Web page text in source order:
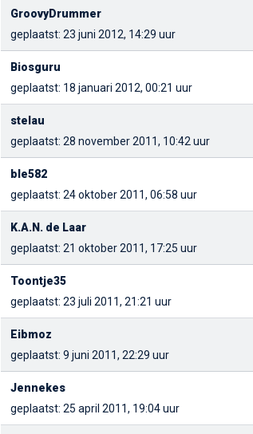
GroovyDrummer
geplaatst: 23 juni 2012, 14:29 uur
Biosguru
geplaatst: 18 januari 2012, 00:21 uur
stelau
geplaatst: 28 november 2011, 10:42 uur
ble582
geplaatst: 24 oktober 2011, 06:58 uur
K.A.N. de Laar
geplaatst: 21 oktober 2011, 17:25 uur
Toontje35
geplaatst: 23 juli 2011, 21:21 uur
Eibmoz
geplaatst: 9 juni 2011, 22:29 uur
Jennekes
geplaatst: 25 april 2011, 19:04 uur